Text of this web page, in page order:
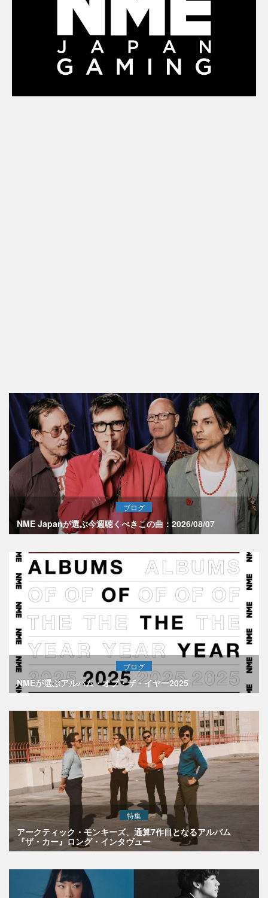
ブログ
NME Japanが選ぶ今週聴くべきこの曲：2026/08/07
ブログ
NMEが選ぶアルバム・オブ・ザ・イヤー2025
特集
アークティック・モンキーズ、通算7作目となるアルバム
『ザ・カー』ロング・インタヴュー